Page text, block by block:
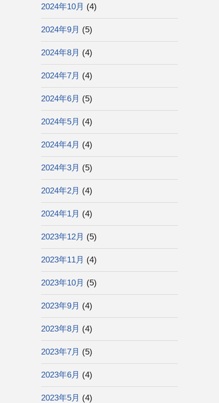
2024年10月 (4)
2024年9月 (5)
2024年8月 (4)
2024年7月 (4)
2024年6月 (5)
2024年5月 (4)
2024年4月 (4)
2024年3月 (5)
2024年2月 (4)
2024年1月 (4)
2023年12月 (5)
2023年11月 (4)
2023年10月 (5)
2023年9月 (4)
2023年8月 (4)
2023年7月 (5)
2023年6月 (4)
2023年5月 (4)